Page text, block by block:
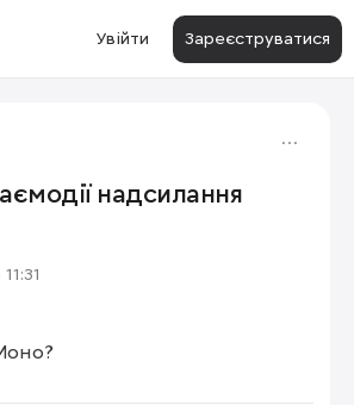
Увійти Зареєструватися
надсилання